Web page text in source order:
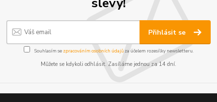
Přihlásit se
Souhlasím se zpracováním osobních údajůza účelem rozesílky newsletteru.
Můžete se kdykoli odhlásit. Zasíláme jednou za 14 dní.